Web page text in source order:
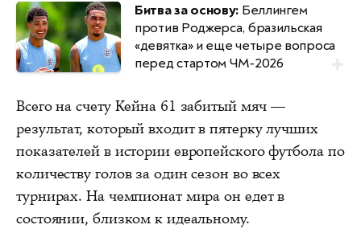
Битва за основу: Беллингем
против Роджерса, бразильская
«девятка» и еще четыре вопроса
перед стартом ЧМ‑2026
Всего на счету Кейна 61 забитый мяч —
результат, который входит в пятерку лучших
показателей в истории европейского футбола по
количеству голов за один сезон во всех
турнирах. На чемпионат мира он едет в
состоянии, близком к идеальному.